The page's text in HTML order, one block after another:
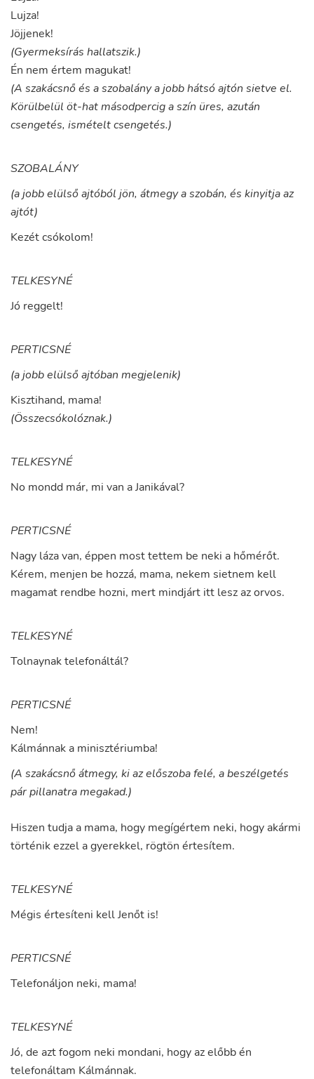
Lujza!
Jöjjenek!
(Gyermeksírás hallatszik.)
Én nem értem magukat!
(A szakácsnő és a szobalány a jobb hátsó ajtón sietve el.
Körülbelül öt-hat másodpercig a szín üres, azután
csengetés, ismételt csengetés.)
SZOBALÁNY
(a jobb elülső ajtóból jön, átmegy a szobán, és kinyitja az
ajtót)
Kezétcsókolom!
TELKESYNÉ
Jó reggelt!
PERTICSNÉ
(a jobb elülső ajtóban megjelenik)
Kisztihand, mama!
(Összecsókolóznak.)
TELKESYNÉ
No mondd már, mi van aJanikával?
PERTICSNÉ
Nagy lázavan, éppen mosttettem be neki a hőmérőt.
Kérem, menjen be hozzá, mama, nekem sietnem kell
magamat rendbe hozni, mert mindjárt itt lesz azorvos.
TELKESYNÉ
Tolnaynaktelefonáltál?
PERTICSNÉ
Nem!
Kálmánnak a minisztériumba!
(A szakácsnő átmegy, ki az előszoba felé, a beszélgetés
pár pillanatra megakad.)
Hiszen tudja a mama, hogy megígértem neki, hogy akármi
történikezzel agyerekkel, rögtön értesítem.
TELKESYNÉ
Mégis értesíteni kellJenőt is!
PERTICSNÉ
Telefonáljon neki, mama!
TELKESYNÉ
Jó, de aztfogom neki mondani, hogy azelőbbén
telefonáltam Kálmánnak.